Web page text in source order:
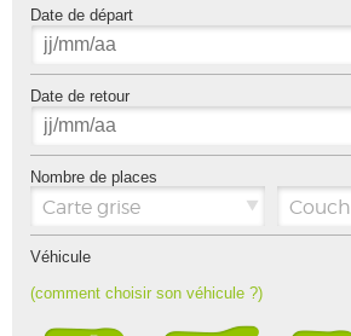
Date de départ
Date de retour
Nombre de places
Carte grise
Véhicule
(comment choisir son véhicule ?)